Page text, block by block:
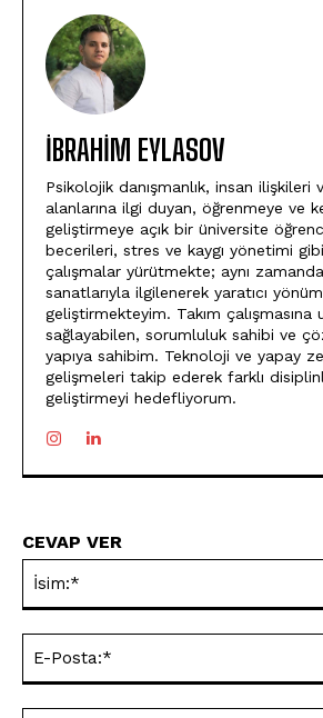
İBRAHIM EYLASOV
Psikolojik danışmanlık, insan ilişkileri
alanlarına ilgi duyan, öğrenmeye ve
geliştirmeye açık bir üniversite
becerileri, stres ve kaygı yönetimi
çalışmalar yürütmekte; aynı
sanatlarıyla ilgilenerek yaratıcı
geliştirmekteyim. Takım çalışmasına
sağlayabilen, sorumluluk sahibi ve
yapıya sahibim. Teknoloji ve yapay
gelişmeleri takip ederek farklı
geliştirmeyi hedefliyorum.
CEVAP VER